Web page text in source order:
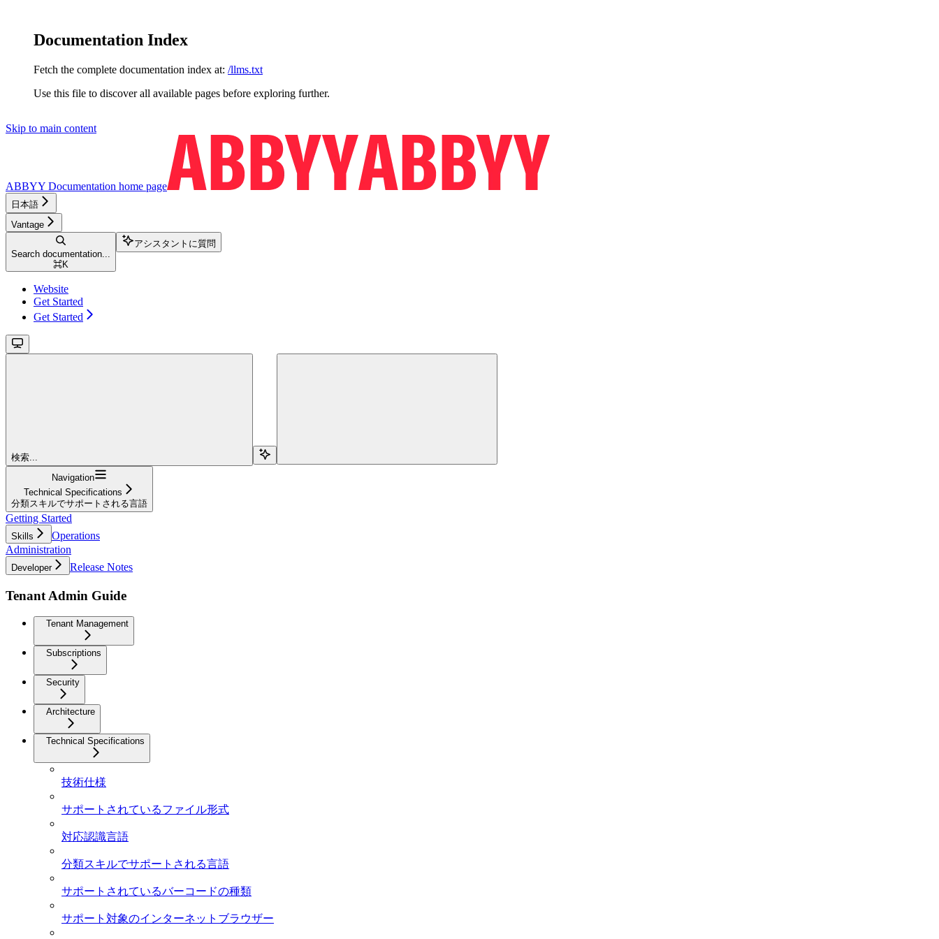
Documentation Index
Fetch the complete documentation index at: /llms.txt
Use this file to discover all available pages before exploring further.
Skip to main content
ABBYY Documentation home page
日本語
Vantage
Search documentation...
⌘K
アシスタントに質問
Website
Get Started
Get Started
検索...
Navigation
Technical Specifications
分類スキルでサポートされる言語
Getting Started
Skills
Operations
Administration
Developer Release Notes
Tenant Admin Guide
Tenant Management
Subscriptions
Security
Architecture
Technical Specifications
技術仕様
サポートされているファイル形式
対応認識言語
分類スキルでサポートされる言語
サポートされているバーコードの種類
サポート対象のインターネットブラウザー